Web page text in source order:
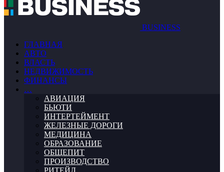
BUSINESS
ГЛАВНАЯ
АВТО
ВЛАСТЬ
НЕДВИЖИМОСТЬ
ФИНАНСЫ
…
АВИАЦИЯ
БЬЮТИ
ИНТЕРТЕЙМЕНТ
ЖЕЛЕЗНЫЕ ДОРОГИ
МЕДИЦИНА
ОБРАЗОВАНИЕ
ОБЩЕПИТ
ПРОИЗВОДСТВО
РИТЕЙЛ